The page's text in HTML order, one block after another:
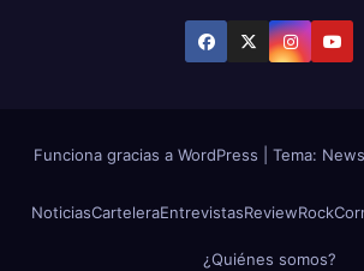
Funciona gracias a WordPress Tema:
NoticiasCarteleraEntrevistasReview
¿Quiénes somos?